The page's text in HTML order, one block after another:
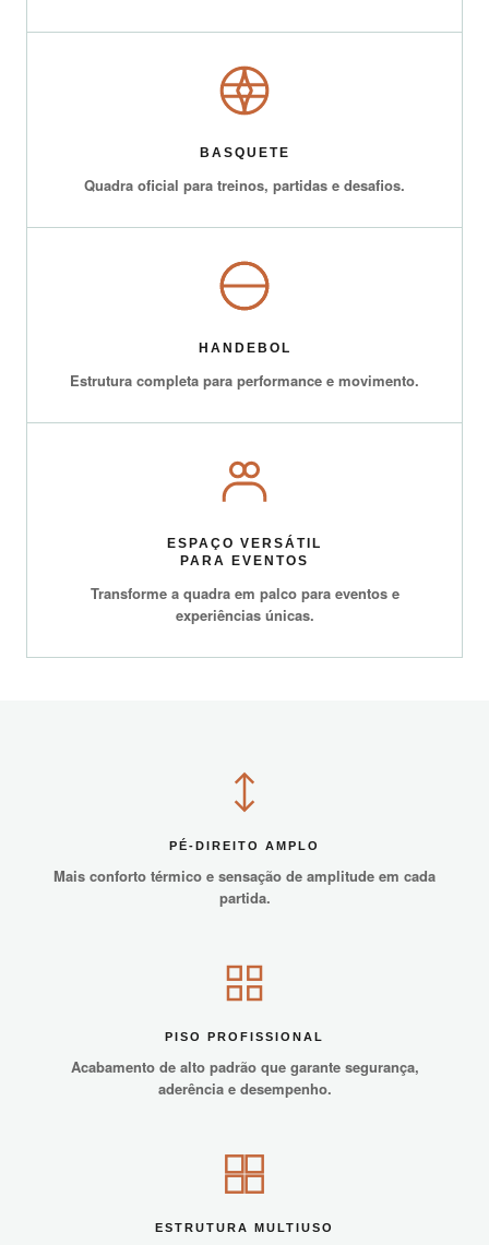
BASQUETE
Quadra oficial para treinos, partidas e desafios.
HANDEBOL
Estrutura completa para performance e movimento.
ESPAÇO VERSÁTIL
PARA EVENTOS
Transforme a quadra em palco para eventos e
experiências únicas.
PÉ-DIREITO AMPLO
Mais conforto térmico e sensação de amplitude em cada
partida.
PISO PROFISSIONAL
Acabamento de alto padrão que garante segurança,
aderência e desempenho.
ESTRUTURA MULTIUSO